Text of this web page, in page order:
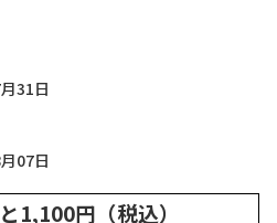
31日
07日
1,100円（税込）